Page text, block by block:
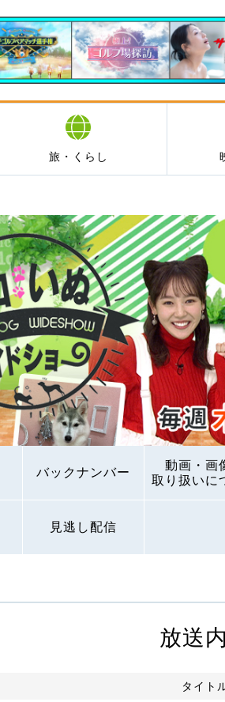
旅・くらし
バックナンバー
動画・画
取り扱いに
見逃し配信
放送
タイト